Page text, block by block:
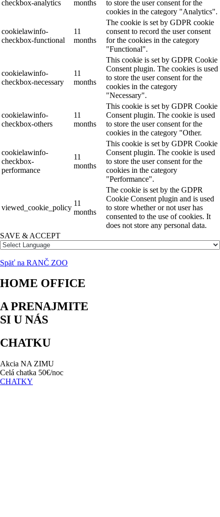
checkbox-analytics months
to store the user consent for the
cookies in the category "Analytics".
cookielawinfo-
checkbox-functional
11
months
The cookie is set by GDPR cookie
consent to record the user consent
for the cookies in the category
"Functional".
cookielawinfo-
checkbox-necessary
11
months
This cookie is set by GDPR Cookie
Consent plugin. The cookies is used
to store the user consent for the
cookies in the category
"Necessary".
cookielawinfo-
checkbox-others
11
months
This cookie is set by GDPR Cookie
Consent plugin. The cookie is used
to store the user consent for the
cookies in the category "Other.
cookielawinfo-
checkbox-
performance
11
months
This cookie is set by GDPR Cookie
Consent plugin. The cookie is used
to store the user consent for the
cookies in the category
"Performance".
viewed_cookie_policy
11
months
The cookie is set by the GDPR
Cookie Consent plugin and is used
to store whether or not user has
consented to the use of cookies. It
does not store any personal data.
SAVE & ACCEPT
Späť na RANČ ZOO
HOME OFFICE
A PRENAJMITE
SI U NÁS
CHATKU
Akcia NA ZIMU
Celá chatka 50€/noc
CHATKY